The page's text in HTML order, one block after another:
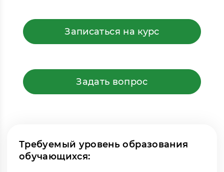
Записаться на курс
Задать вопрос
Требуемый уровень образования
обучающихся: